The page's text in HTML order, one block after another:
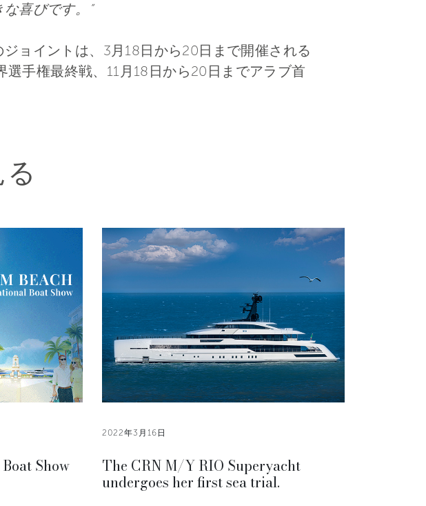
喜びです。”
ョイントは、3月18日から20日まで開催される
手権最終戦、11月18日から20日までアラブ首
Show
2022年3月16日
The CRN M/Y RIO Superyacht
undergoes her first sea trial.